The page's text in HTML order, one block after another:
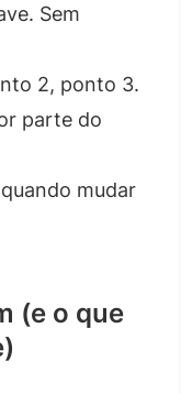
Sem
2, ponto 3.
parte do
mudar
(e o que